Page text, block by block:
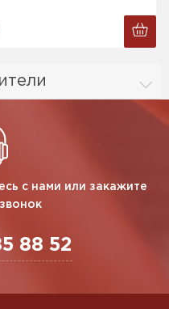
с нами или закажите
88 52